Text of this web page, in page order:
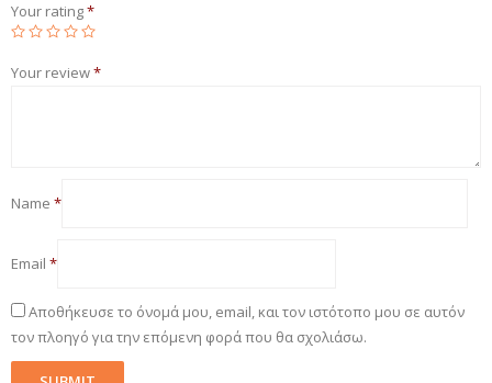
Your rating*
Your review*
Name *
Email *
Αποθήκευσε το όνομά μου, email, και τον ιστότοπο μου σε αυτόν
τον πλοηγό για την επόμενη φορά που θα σχολιάσω.